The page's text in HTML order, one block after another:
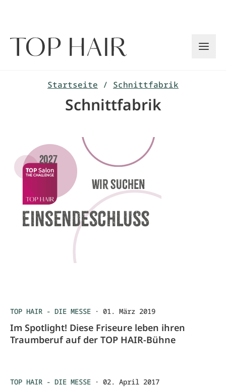
Startseite / Schnittfabrik
Schnittfabrik
TOP HAIR - DIE MESSE · 01. März 2019
Im Spotlight! Diese Friseure leben ihren
Traumberuf auf der TOP HAIR-Bühne
TOP HAIR - DIE MESSE · 02. April 2017